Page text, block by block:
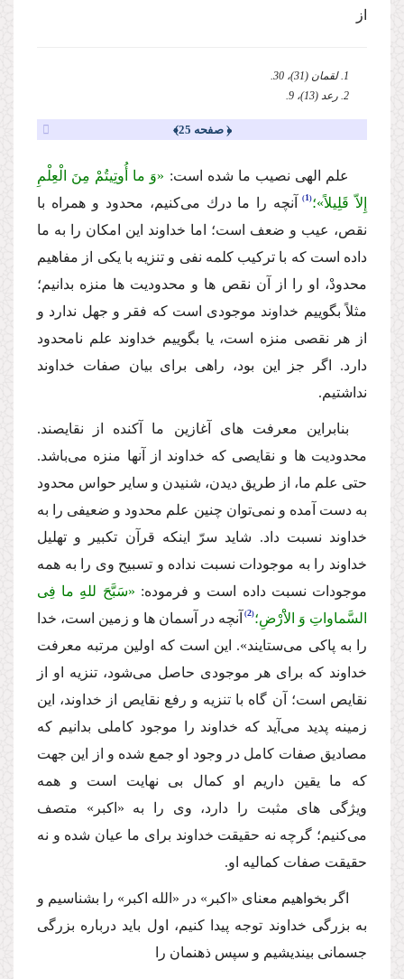
از
1. لقمان (31)، 30.
2. رعد (13)، 9.
﴿ صفحه 25﴾
علم الهى نصیب ما شده است: «وَ ما أُوتِیتُمْ مِنَ الْعِلْمِ
إِلاّ قَلِیلاً»؛ 1
آنچه را ما درك مى‌كنیم، محدود و همراه با
نقص، عیب و ضعف است؛ اما خداوند این امكان را به ما
داده است كه با تركیب كلمه نفى و تنزیه با یكى از مفاهیم
محدودْ، او را از آن نقص ها و محدودیت ها منزه بدانیم؛
مثلاً بگوییم خداوند موجودى است كه فقر و جهل ندارد و
از هر نقصى منزه است، یا بگوییم خداوند علم نامحدود
دارد. اگر جز این بود، راهى براى بیان صفات خداوند
نداشتیم.
بنابراین معرفت هاى آغازین ما آكنده از نقایصند.
محدودیت ها و نقایصى كه خداوند از آنها منزه مى‌باشد.
حتى علم ما، از طریق دیدن، شنیدن و سایر حواس محدود
به دست آمده و نمى‌توان چنین علم محدود و ضعیفى را به
خداوند نسبت داد. شاید سرّ اینكه قرآن تكبیر و تهلیل
خداوند را به موجودات نسبت نداده و تسبیح وى را به همه
موجودات نسبت داده است و فرموده: «سَبَّحَ للهِِ ما فِی
السَّماواتِ وَ الاَْرْضِ؛ 2
آنچه در آسمان ها و زمین است، خدا
را به پاكى مى‌ستایند».
این است كه اولین مرتبه معرفت
خداوند كه براى هر موجودى حاصل مى‌شود، تنزیه او از
نقایص است؛ آن گاه با تنزیه و رفع نقایص از خداوند، این
زمینه پدید مى‌آید كه خداوند را موجود كاملى بدانیم كه
مصادیق صفات كامل در وجود او جمع شده و از این جهت
كه ما یقین داریم او كمال بى نهایت است و همه
ویژگى هاى مثبت را دارد، وى را به «اكبر» متصف
مى‌كنیم؛ گرچه نه حقیقت خداوند براى ما عیان شده و نه
حقیقت صفات كمالیه او.
اگر بخواهیم معناى «اكبر» در «الله اكبر» را بشناسیم و
به بزرگى خداوند توجه پیدا كنیم، اول باید درباره بزرگى
جسمانى بیندیشیم و سپس ذهنمان را